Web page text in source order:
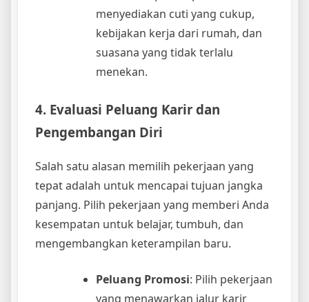
menyediakan cuti yang cukup,
kebijakan kerja dari rumah, dan
suasana yang tidak terlalu
menekan.
4. Evaluasi Peluang Karir dan
Pengembangan Diri
Salah satu alasan memilih pekerjaan yang
tepat adalah untuk mencapai tujuan jangka
panjang. Pilih pekerjaan yang memberi Anda
kesempatan untuk belajar, tumbuh, dan
mengembangkan keterampilan baru.
Peluang Promosi: Pilih pekerjaan
yang menawarkan jalur karir